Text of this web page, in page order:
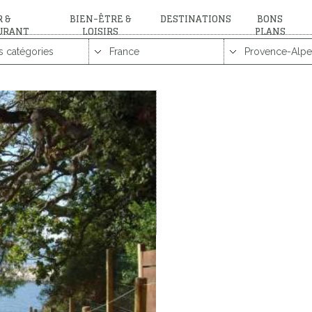
& BIEN-ÊTRE &
LOISIRS
DESTINATIONS BONS
PLANS